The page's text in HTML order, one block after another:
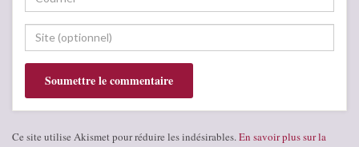
Ce site utilise Akismet pour réduire les indésirables. En savoir plus sur la